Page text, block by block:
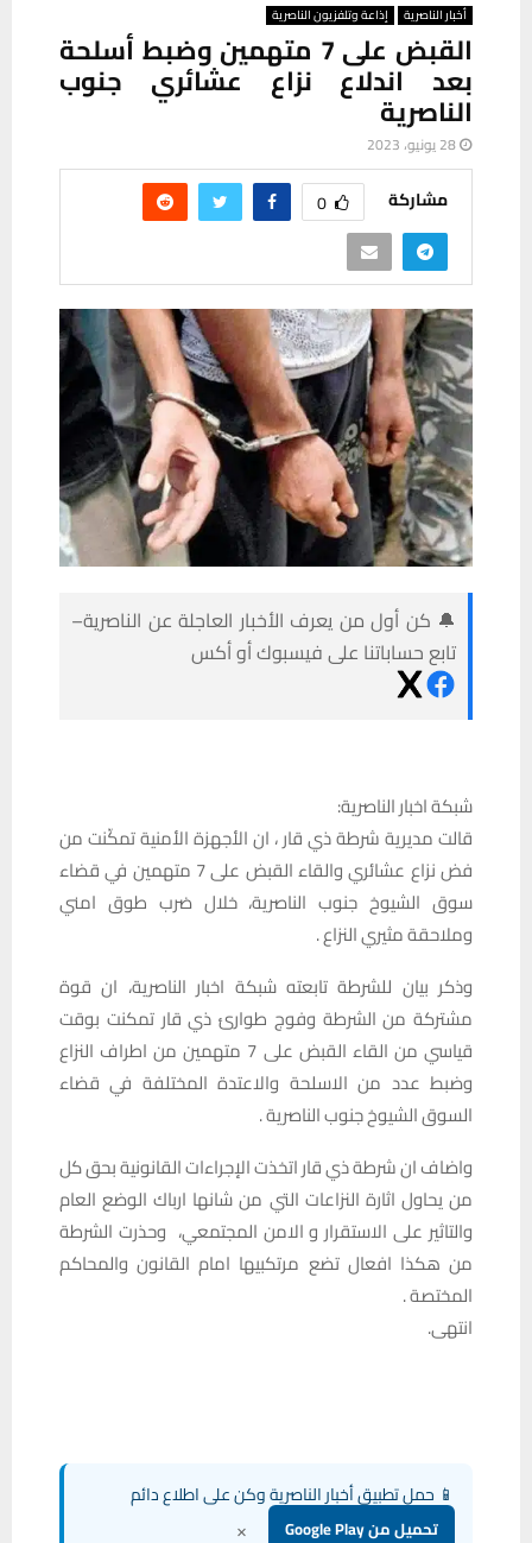
أخبار الناصرية إذاعة وتلفزيون الناصرية
القبض على 7 متهمين وضبط أسلحة
بعد اندلاع نزاع عشائري جنوب
الناصرية
28 يونيو، 2023
مشاركة 0
🔔 كن أول من يعرف الأخبار العاجلة عن الناصرية–
تابع حساباتنا على فيسبوك أو أكس
شبكة اخبار الناصرية:
قالت مديرية شرطة ذي قار ، ان الأجهزة الأمنية تمكّنت من
فض نزاع عشائري والقاء القبض على 7 متهمين في قضاء
سوق الشيوخ جنوب الناصرية، خلال ضرب طوق امني
وملاحقة مثيري النزاع .
وذكر بيان للشرطة تابعته شبكة اخبار الناصرية، ان قوة
مشتركة من الشرطة وفوج طوارئ ذي قار تمكنت بوقت
قياسي من القاء القبض على 7 متهمين من اطراف النزاع
وضبط عدد من الاسلحة والاعتدة المختلفة في قضاء
السوق الشيوخ جنوب الناصرية .
واضاف ان شرطة ذي قار اتخذت الإجراءات القانونية بحق كل
من يحاول اثارة النزاعات التي من شانها ارباك الوضع العام
والتاثير على الاستقرار و الامن المجتمعي، وحذرت الشرطة
من هكذا افعال تضع مرتكبيها امام القانون والمحاكم
المختصة .
انتهى.
📱 حمل تطبيق أخبار الناصرية وكن على اطلاع دائم
تحميل من Google Play ×